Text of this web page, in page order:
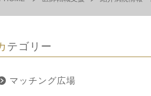
カテゴリー
マッチング広場